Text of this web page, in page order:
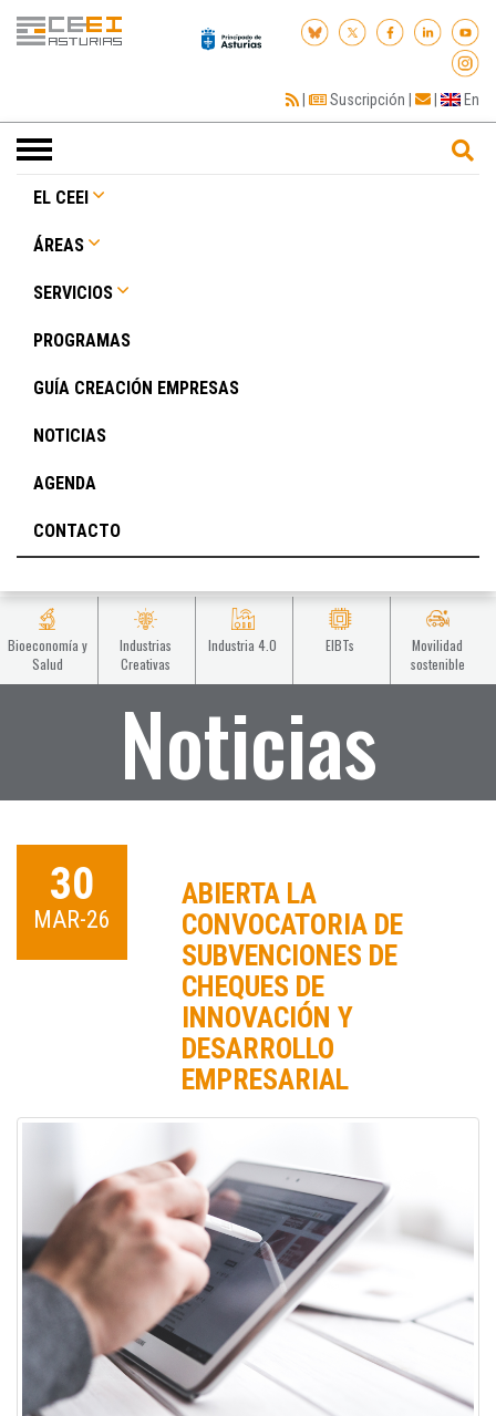
| Suscripción | | En
Toggle
navigation
EL CEEI
ÁREAS
SERVICIOS
PROGRAMAS
GUÍA CREACIÓN EMPRESAS
NOTICIAS
AGENDA
CONTACTO
Bioeconomía y
Salud
Industrias
Creativas
Industria 4.0 EIBTs
Movilidad
sostenible
Noticias
30
MAR-26
ABIERTA LA
CONVOCATORIA DE
SUBVENCIONES DE
CHEQUES DE
INNOVACIÓN Y
DESARROLLO
EMPRESARIAL